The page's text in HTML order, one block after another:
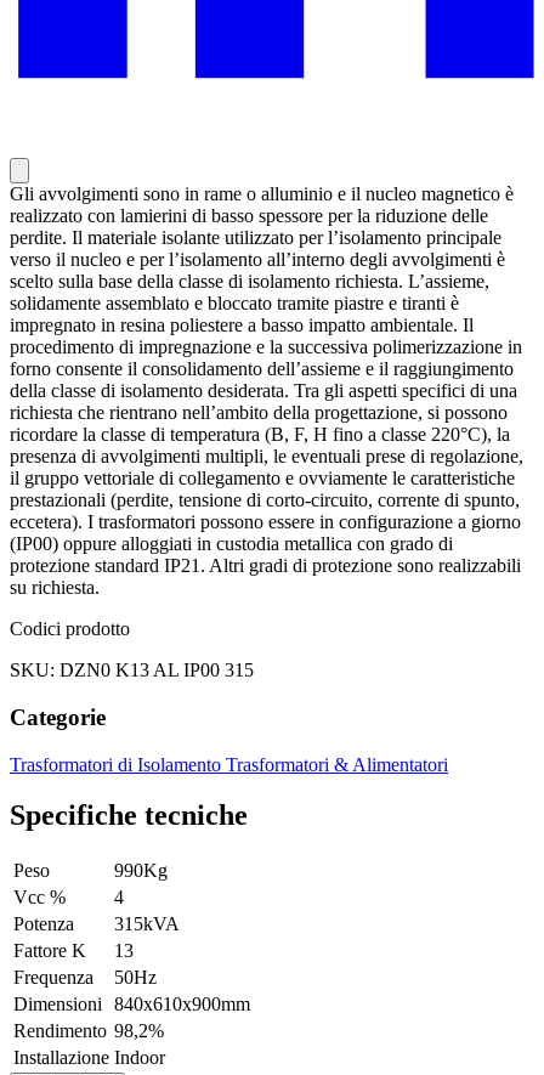
Gli avvolgimenti sono in rame o alluminio e il nucleo magnetico è
realizzato con lamierini di basso spessore per la riduzione delle
perdite. Il materiale isolante utilizzato per l’isolamento principale
verso il nucleo e per l’isolamento all’interno degli avvolgimenti è
scelto sulla base della classe di isolamento richiesta. L’assieme,
solidamente assemblato e bloccato tramite piastre e tiranti è
impregnato in resina poliestere a basso impatto ambientale. Il
procedimento di impregnazione e la successiva polimerizzazione in
forno consente il consolidamento dell’assieme e il raggiungimento
della classe di isolamento desiderata. Tra gli aspetti specifici di una
richiesta che rientrano nell’ambito della progettazione, si possono
ricordare la classe di temperatura (B, F, H fino a classe 220°C), la
presenza di avvolgimenti multipli, le eventuali prese di regolazione,
il gruppo vettoriale di collegamento e ovviamente le caratteristiche
prestazionali (perdite, tensione di corto-circuito, corrente di spunto,
eccetera). I trasformatori possono essere in configurazione a giorno
(IP00) oppure alloggiati in custodia metallica con grado di
protezione standard IP21. Altri gradi di protezione sono realizzabili
su richiesta.
Codici prodotto
SKU: DZN0 K13 AL IP00 315
Categorie
Trasformatori di Isolamento Trasformatori & Alimentatori
Specifiche tecniche
Peso
990Kg
Vcc %
4
Potenza
315kVA
Fattore K
13
Frequenza
50Hz
Dimensioni
840x610x900mm
Rendimento 98,2%
Installazione Indoor